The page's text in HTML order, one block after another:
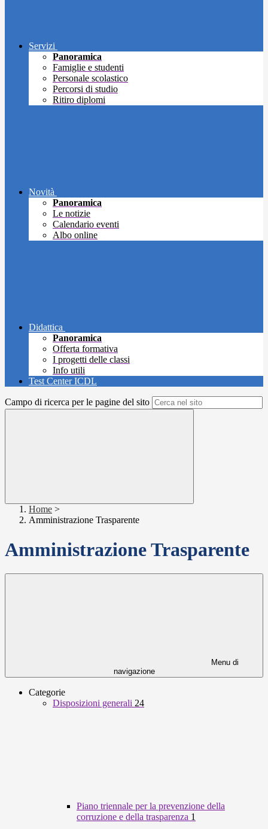
Servizi
Panoramica
Famiglie e studenti
Personale scolastico
Percorsi di studio
Ritiro diplomi
Novità
Panoramica
Le notizie
Calendario eventi
Albo online
Didattica
Panoramica
Offerta formativa
I progetti delle classi
Info utili
Test Center ICDL
Campo di ricerca per le pagine del sito
Home >
Amministrazione Trasparente
Amministrazione Trasparente
Menu di
navigazione
Categorie
Disposizioni generali 24
Piano triennale per la prevenzione della
corruzione e della trasparenza 1